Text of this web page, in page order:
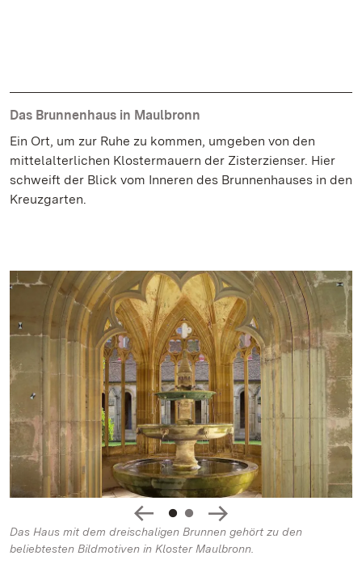
Das Brunnenhaus in Maulbronn
Ein Ort, um zur Ruhe zu kommen, umgeben von den
mittelalterlichen Klostermauern der Zisterzienser. Hier
schweift der Blick vom Inneren des Brunnenhauses in den
Kreuzgarten.
Das Haus mit dem dreischaligen Brunnen gehört zu den
beliebtesten Bildmotiven in Kloster Maulbronn.